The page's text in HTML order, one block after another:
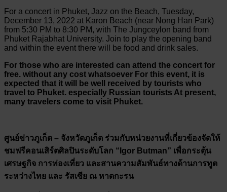
For a concert in Phuket, Jazz on the Beach, Tuesday,
December 13, 2022 at Karon Beach (near Nong Han Park)
from 5:30 PM to 8:30 PM, with The Jungceylon band from
Phuket Rajabhat University. Join to play the opening band
and within the event there will be food and drink sales.
For those who are interested can attend the concert for
free. without any cost whatsoever For this event, it is
expected that it will be well received by tourists who
travel to Phuket. especially Russian tourists At present,
many travelers come to visit Phuket.
ศูนย์ข่าวภูเก็ต – จังหวัดภูเก็ต ร่วมกับหน่วยงานที่เกี่ยวข้องจัดให้
ชมฟรีคอนเสิร์ตศิลปินระดับโลก “Igor Butman” เพื่อกระตุ้น
เศรษฐกิจ การท่องเที่ยว และสานความสัมพันธ์ทางด้านการทูต
ระหว่างไทย และ รัสเซีย ณ หาดกะรน